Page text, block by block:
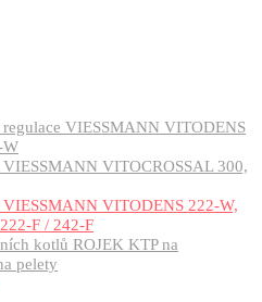
regulace VIESSMANN VITODENS
W
VIESSMANN VITOCROSSAL 300,
VIESSMANN VITODENS 222-W,
F / 242-F
kotlů ROJEK KTP na
pelety